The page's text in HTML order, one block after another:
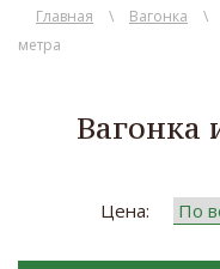
Главная \ Вагонка \
метра
Вагонка
Цена: